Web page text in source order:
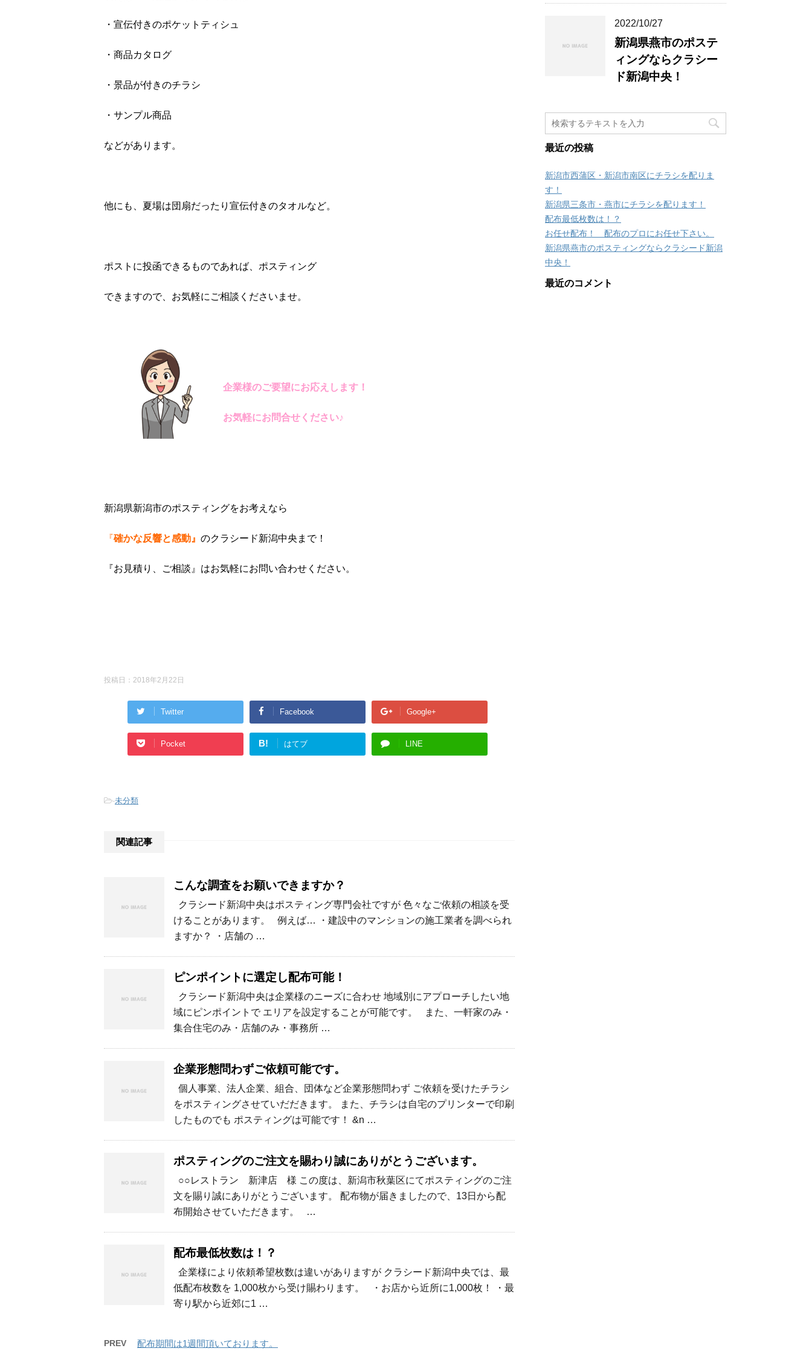
・宣伝付きのポケットティシュ
・商品カタログ
・景品が付きのチラシ
・サンプル商品
などがあります。
他にも、夏場は団扇だったり宣伝付きのタオルなど。
ポストに投函できるものであれば、ポスティング
できますので、お気軽にご相談くださいませ。
企業様のご要望にお応えします！
お気軽にお問合せください♪
新潟県新潟市のポスティングをお考えなら
『確かな反響と感動』 のクラシード新潟中央まで！
『お見積り、ご相談』はお気軽にお問い合わせください。
投稿日： 2018年2月22日
Twitter Facebook Google+
Pocket B! はてブ LINE
-未分類
関連記事
こんな調査をお願いできますか？
クラシード新潟中央はポスティング専門会社ですが 色々なご依頼の相談を受
けることがあります。 例えば… ・建設中のマンションの施工業者を調べられ
ますか？ ・店舗の …
ピンポイントに選定し配布可能！
クラシード新潟中央は企業様のニーズに合わせ 地域別にアプローチしたい地
域にピンポイントで エリアを設定することが可能です。 また、一軒家のみ・
集合住宅のみ・店舗のみ・事務所 …
企業形態問わずご依頼可能です。
個人事業、法人企業、組合、団体など企業形態問わず ご依頼を受けたチラシ
をポスティングさせていだだきます。 また、チラシは自宅のプリンターで印刷
したものでも ポスティングは可能です！ &n …
ポスティングのご注文を賜わり誠にありがとうございます。
○○レストラン 新津店 様 この度は、新潟市秋葉区にてポスティングのご注
文を賜り誠にありがとうございます。 配布物が届きましたので、13日から配
布開始させていただきます。 …
配布最低枚数は！？
企業様により依頼希望枚数は違いがありますが クラシード新潟中央では、最
低配布枚数を 1,000枚から受け賜わります。 ・お店から近所に1,000枚！ ・最
寄り駅から近郊に1 …
PREV 配布期間は1週間頂いております。
2022/10/27
新潟県燕市のポステ
ィングならクラシー
ド新潟中央！
最近の投稿
新潟市西蒲区・新潟市南区にチラシを配りま
す！
新潟県三条市・燕市にチラシを配ります！
配布最低枚数は！？
お任せ配布！ 配布のプロにお任せ下さい。
新潟県燕市のポスティングならクラシード新潟
中央！
最近のコメント